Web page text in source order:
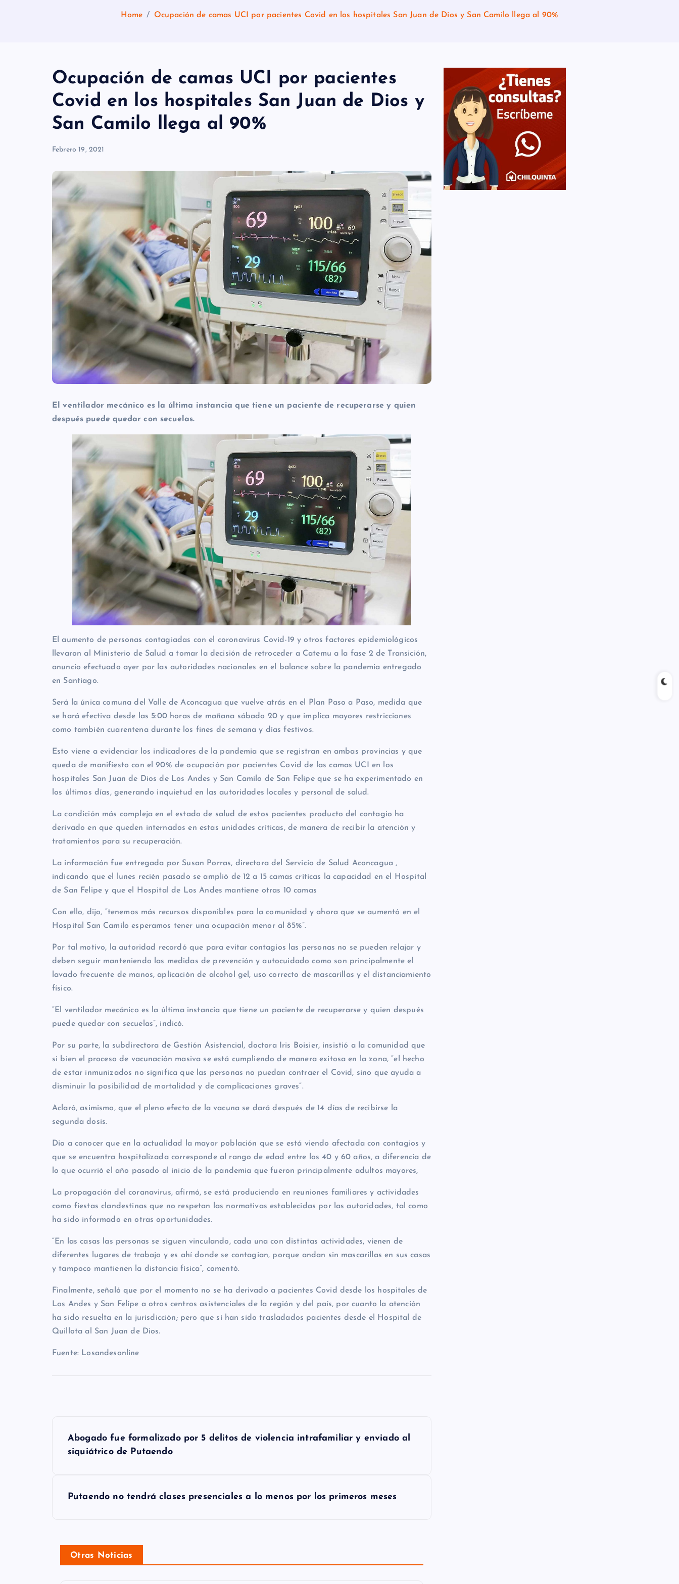
Home Ocupación de camas UCI por pacientes Covid en los hospitales San Juan de Dios y San Camilo llega al 90%
Ocupación de camas UCI por pacientes
Covid en los hospitales San Juan de Dios y
San Camilo llega al 90%
Febrero 19, 2021
El ventilador mecánico es la última instancia que tiene un paciente de recuperarse y quien
después puede quedar con secuelas.
El aumento de personas contagiadas con el coronavirus Covid-19 y otros factores epidemiológicos
llevaron al Ministerio de Salud a tomar la decisión de retroceder a Catemu a la fase 2 de Transición,
anuncio efectuado ayer por las autoridades nacionales en el balance sobre la pandemia entregado
en Santiago.
Será la única comuna del Valle de Aconcagua que vuelve atrás en el Plan Paso a Paso, medida que
se hará efectiva desde las 5:00 horas de mañana sábado 20 y que implica mayores restricciones
como también cuarentena durante los fines de semana y días festivos.
Esto viene a evidenciar los indicadores de la pandemia que se registran en ambas provincias y que
queda de manifiesto con el 90% de ocupación por pacientes Covid de las camas UCI en los
hospitales San Juan de Dios de Los Andes y San Camilo de San Felipe que se ha experimentado en
los últimos días, generando inquietud en las autoridades locales y personal de salud.
La condición más compleja en el estado de salud de estos pacientes producto del contagio ha
derivado en que queden internados en estas unidades críticas, de manera de recibir la atención y
tratamientos para su recuperación.
La información fue entregada por Susan Porras, directora del Servicio de Salud Aconcagua ,
indicando que el lunes recién pasado se amplió de 12 a 15 camas críticas la capacidad en el Hospital
de San Felipe y que el Hospital de Los Andes mantiene otras 10 camas
Con ello, dijo, “tenemos más recursos disponibles para la comunidad y ahora que se aumentó en el
Hospital San Camilo esperamos tener una ocupación menor al 85%”.
Por tal motivo, la autoridad recordó que para evitar contagios las personas no se pueden relajar y
deben seguir manteniendo las medidas de prevención y autocuidado como son principalmente el
lavado frecuente de manos, aplicación de alcohol gel, uso correcto de mascarillas y el distanciamiento
físico.
“El ventilador mecánico es la última instancia que tiene un paciente de recuperarse y quien después
puede quedar con secuelas”, indicó.
Por su parte, la subdirectora de Gestión Asistencial, doctora Iris Boisier, insistió a la comunidad que
si bien el proceso de vacunación masiva se está cumpliendo de manera exitosa en la zona, “el hecho
de estar inmunizados no significa que las personas no puedan contraer el Covid, sino que ayuda a
disminuir la posibilidad de mortalidad y de complicaciones graves”.
Aclaró, asimismo, que el pleno efecto de la vacuna se dará después de 14 días de recibirse la
segunda dosis.
Dio a conocer que en la actualidad la mayor población que se está viendo afectada con contagios y
que se encuentra hospitalizada corresponde al rango de edad entre los 40 y 60 años, a diferencia de
lo que ocurrió el año pasado al inicio de la pandemia que fueron principalmente adultos mayores,
La propagación del coranavirus, afirmó, se está produciendo en reuniones familiares y actividades
como fiestas clandestinas que no respetan las normativas establecidas por las autoridades, tal como
ha sido informado en otras oportunidades.
“En las casas las personas se siguen vinculando, cada una con distintas actividades, vienen de
diferentes lugares de trabajo y es ahí donde se contagian, porque andan sin mascarillas en sus casas
y tampoco mantienen la distancia física”, comentó.
Finalmente, señaló que por el momento no se ha derivado a pacientes Covid desde los hospitales de
Los Andes y San Felipe a otros centros asistenciales de la región y del país, por cuanto la atención
ha sido resuelta en la jurisdicción; pero que sí han sido trasladados pacientes desde el Hospital de
Quillota al San Juan de Dios.
Fuente: Losandesonline
Abogado fue formalizado por 5 delitos de violencia intrafamiliar y enviado al
siquiátrico de Putaendo
Putaendo no tendrá clases presenciales a lo menos por los primeros meses
Otras Noticias